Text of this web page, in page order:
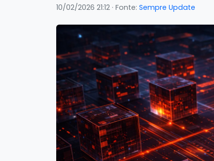
10/02/2026 21:12 · Fonte: Sempre Update